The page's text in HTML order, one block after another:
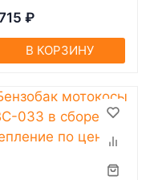
₽
В КОРЗИНУ